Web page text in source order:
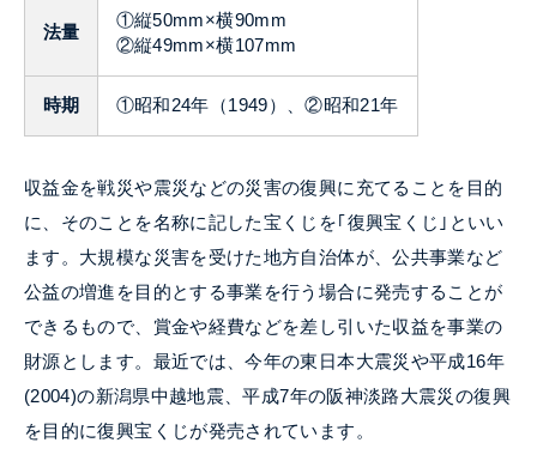
法量
①縦50mm×横90mm
②縦49mm×横107mm
時期 ①昭和24年（1949）、②昭和21年
収益金を戦災や震災などの災害の復興に充てることを目的
に、そのことを名称に記した宝くじを｢復興宝くじ｣といい
ます。大規模な災害を受けた地方自治体が、公共事業など
公益の増進を目的とする事業を行う場合に発売することが
できるもので、賞金や経費などを差し引いた収益を事業の
財源とします。最近では、今年の東日本大震災や平成16年
(2004)の新潟県中越地震、平成7年の阪神淡路大震災の復興
を目的に復興宝くじが発売されています。